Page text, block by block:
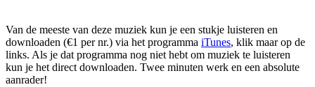
Van de meeste van deze muziek kun je een stukje luisteren en
downloaden (€1 per nr.) via het programma iTunes, klik maar op de
links. Als je dat programma nog niet hebt om muziek te luisteren
kun je het direct downloaden. Twee minuten werk en een absolute
aanrader!